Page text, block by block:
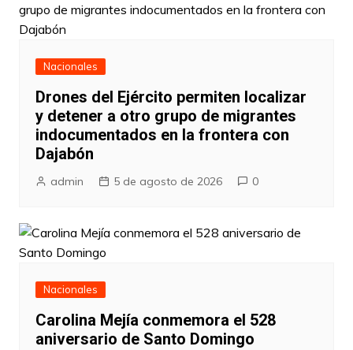
Nacionales
Drones del Ejército permiten localizar
y detener a otro grupo de migrantes
indocumentados en la frontera con
Dajabón
admin 5 de agosto de 2026 0
Nacionales
Carolina Mejía conmemora el 528
aniversario de Santo Domingo